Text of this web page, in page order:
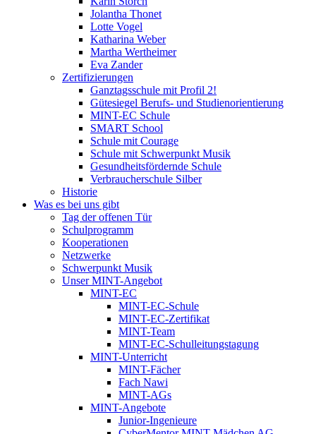
Jolantha Thonet
Lotte Vogel
Katharina Weber
Martha Wertheimer
Eva Zander
Zertifizierungen
Ganztagsschule mit Profil 2!
Gütesiegel Berufs- und Studienorientierung
MINT-EC Schule
SMART School
Schule mit Courage
Schule mit Schwerpunkt Musik
Gesundheitsfördernde Schule
Verbraucherschule Silber
Historie
Was es bei uns gibt
Tag der offenen Tür
Schulprogramm
Kooperationen
Netzwerke
Schwerpunkt Musik
Unser MINT-Angebot
MINT-EC
MINT-EC-Schule
MINT-EC-Zertifikat
MINT-Team
MINT-EC-Schulleitungstagung
MINT-Unterricht
MINT-Fächer
Fach Nawi
MINT-AGs
MINT-Angebote
Junior-Ingenieure